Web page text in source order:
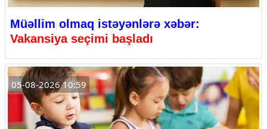
Müəllim olmaq istəyənlərə xəbər:
Vakansiya seçimi başladı
05-08-2026 10:59